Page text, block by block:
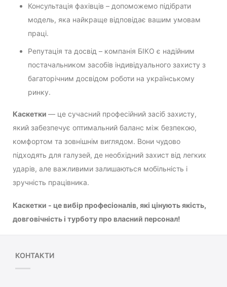
Консультація фахівців – допоможемо підібрати
модель, яка найкраще відповідає вашим умовам
праці.
Репутація та досвід – компанія БІКО є надійним
постачальником засобів індивідуального захисту з
багаторічним досвідом роботи на українському
ринку.
Каскетки — це сучасний професійний засіб захисту,
який забезпечує оптимальний баланс між безпекою,
комфортом та зовнішнім виглядом. Вони чудово
підходять для галузей, де необхідний захист від легких
ударів, але важливими залишаються мобільність і
зручність працівника.
Каскетки - це вибір професіоналів, які цінують якість,
довговічність і турботу про власний персонал!
КОНТАКТИ